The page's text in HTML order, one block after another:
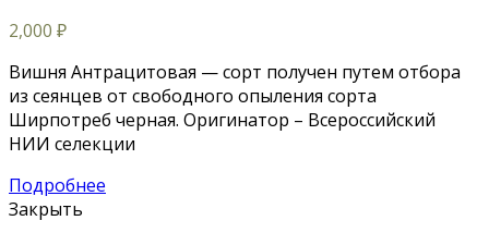
2,000 ₽
Вишня Антрацитовая — сорт получен путем отбора
из сеянцев от свободного опыления сорта
Ширпотреб черная. Оригинатор – Всероссийский
НИИ селекции
Подробнее
Закрыть